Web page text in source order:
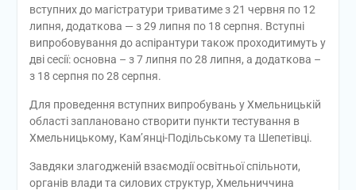
вступних до магістратури триватиме з 21 червня по 12
липня, додаткова — з 29 липня по 18 серпня. Вступні
випробовування до аспірантури також проходитимуть у
дві сесії: основна – з 7 липня по 28 липня, а додаткова –
з 18 серпня по 28 серпня.
Для проведення вступних випробувань у Хмельницькій
області заплановано створити пункти тестування в
Хмельницькому, Кам’янці-Подільському та Шепетівці.
Завдяки злагодженій взаємодії освітньої спільноти,
органів влади та силових структур, Хмельниччина